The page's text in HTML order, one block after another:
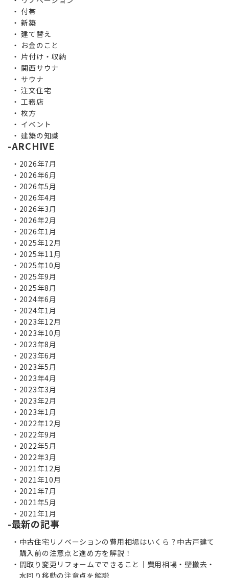
付帯
新築
建て替え
お金のこと
片付け・収納
関西サウナ
サウナ
注文住宅
工務店
枚方
イベント
建築の知識
ARCHIVE
2026年7月
2026年6月
2026年5月
2026年4月
2026年3月
2026年2月
2026年1月
2025年12月
2025年11月
2025年10月
2025年9月
2025年8月
2024年6月
2024年1月
2023年12月
2023年10月
2023年8月
2023年6月
2023年5月
2023年4月
2023年3月
2023年2月
2023年1月
2022年12月
2022年9月
2022年5月
2022年3月
2021年12月
2021年10月
2021年7月
2021年5月
2021年1月
最新の記事
中古住宅リノベーションの費用相場はいくら？中古戸建て
購入前の注意点と進め方を解説！
間取り変更リフォームでできること｜費用相場・壁撤去・
水回り移動の注意点を解説